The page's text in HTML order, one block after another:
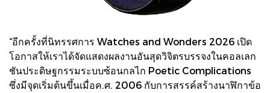
“อีกครั้งที่นิทรรศการ Watches and Wonders 2026 เปิด
โอกาสให้เราได้จัดแสดงผลงานอันสุดวิจิตรบรรจงในคอลเลก
ชันประดิษฐกรรมระบบซ้อนกลไก Poetic Complications
ซึ่งมีจุดเริ่มต้นขึ้นเมื่อค.ศ. 2006 กับการสรรค์สร้างนาฬิกาข้อ